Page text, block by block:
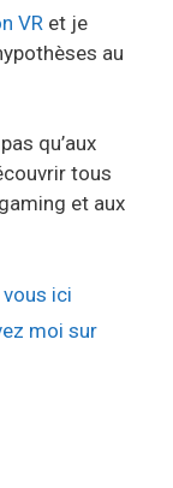
VR et je
au
qu’aux
tous
et aux
ici
moi sur